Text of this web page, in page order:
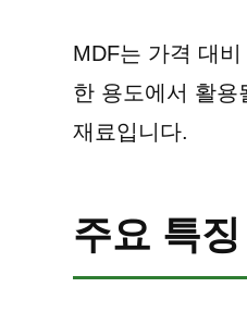
MDF는 가격 대
한 용도에서 활용
재료입니다.
주요 특징